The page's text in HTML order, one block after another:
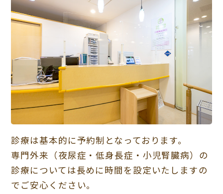
診療は基本的に予約制となっております。
専門外来（夜尿症・低身長症・小児腎臓病）の
診療については長めに時間を設定いたしますの
でご安心ください。